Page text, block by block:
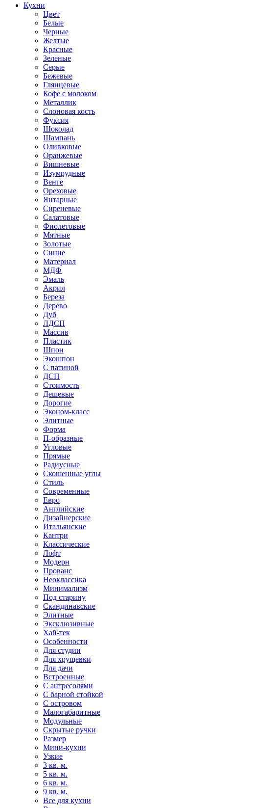
Кухни
Цвет
Белые
Черные
Желтые
Красные
Зеленые
Серые
Бежевые
Глянцевые
Кофе с молоком
Металлик
Слоновая кость
Фуксия
Шоколад
Шампань
Оливковые
Оранжевые
Вишневые
Изумрудные
Венге
Ореховые
Янтарные
Сиреневые
Салатовые
Фиолетовые
Мятные
Золотые
Синие
Материал
МДФ
Эмаль
Акрил
Береза
Дерево
Дуб
ЛДСП
Массив
Пластик
Шпон
Экошпон
С патиной
ДСП
Стоимость
Дешевые
Дорогие
Эконом-класс
Элитные
Форма
П-образные
Угловые
Прямые
Радиусные
Скошенные углы
Стиль
Современные
Евро
Английские
Дизайнерские
Итальянские
Кантри
Классические
Лофт
Модерн
Прованс
Неоклассика
Минимализм
Под старину
Скандинавские
Элитные
Эксклюзивные
Хай-тек
Особенности
Для студии
Для хрущевки
Для дачи
Встроенные
С антресолями
С барной стойкой
С островом
Малогабаритные
Модульные
Скрытые ручки
Размер
Мини-кухни
Узкие
3 кв. м.
5 кв. м.
6 кв. м.
9 кв. м.
Все для кухни